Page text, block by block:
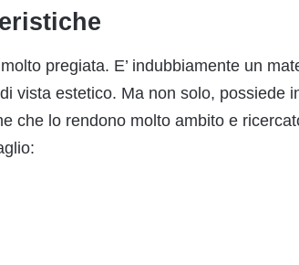
pregiata. E’ indubbiamente un
vista estetico. Ma non solo, possiede
che lo rendono molto ambito e